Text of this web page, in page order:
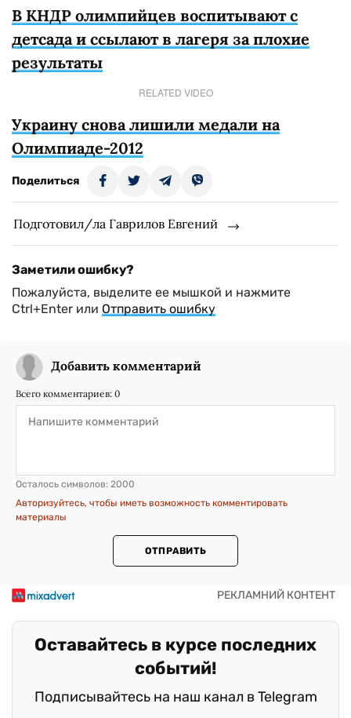
В КНДР олимпийцев воспитывают с
детсада и ссылают в лагеря за плохие
результаты
RELATED VIDEO
Украину снова лишили медали на
Олимпиаде-2012
Поделиться
Подготовил/ла Гаврилов Евгений
Заметили ошибку?
Пожалуйста, выделите ее мышкой и нажмите
Ctrl+Enter или Отправить ошибку
Добавить комментарий
Всего комментариев: 0
Осталось символов: 2000
Авторизуйтесь, чтобы иметь возможность комментировать
материалы
ОТПРАВИТЬ
Оставайтесь в курсе последних
событий!
Подписывайтесь на наш канал в Telegram